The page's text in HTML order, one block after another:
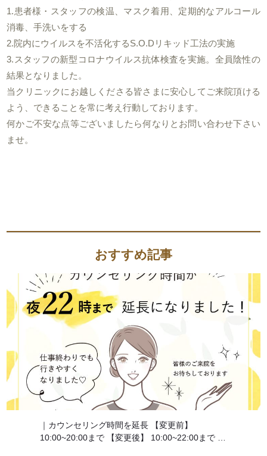
1.患者様・スタッフの検温、マスク着用、定期的なアルコール
消毒、手洗いをする
2.院内にウイルスを不活化するS.O.Dリキッド工法の実施
3.スタッフの新型コロナウイルス抗体検査を実施。 全員陰性の
結果となりました。
当クリニックにお越しくださる皆さまに安心してご来院頂ける
よう、できることを常に考え行動しております。
何かご不安な点等ございましたら何なりとお問い合わせ下さい
ませ。
おすすめ記事
｜カウンセリング時間を延長 【変更前】
10:00~20:00まで 【変更後】 10:00~22:00まで ※